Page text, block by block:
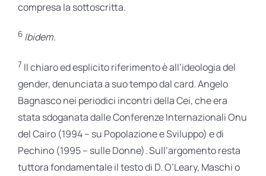
compresa la sottoscritta.
6 Ibidem.
7 Il chiaro ed esplicito riferimento è all’ideo­logia del
gender, denunciata a suo tempo dal card. Angelo
Bagnasco nei periodici incontri della Cei, che era
stata sdoganata dalle Conferenze Internazionali Onu
del Cairo (1994 – su Popolazione e Sviluppo) e di
Pechino (1995 – sulle Donne). Sull’argomento resta
tuttora fondamentale il testo di D. O’Leary, Maschi o